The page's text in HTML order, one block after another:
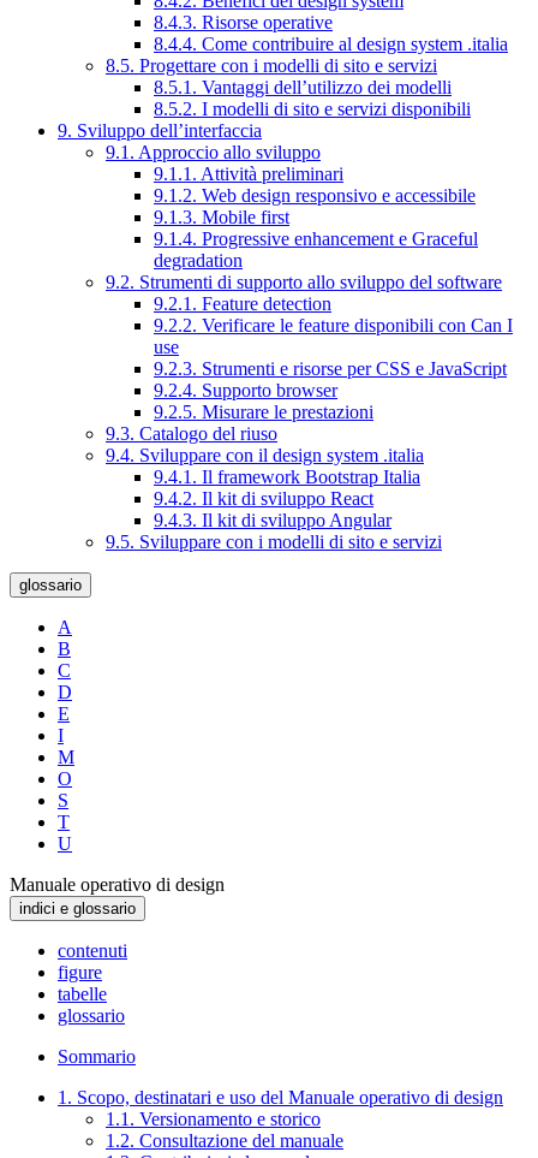
8.4.3. Risorse operative
8.4.4. Come contribuire al design system .italia
8.5. Progettare con i modelli di sito e servizi
8.5.1. Vantaggi dell’utilizzo dei modelli
8.5.2. I modelli di sito e servizi disponibili
9. Sviluppo dell’interfaccia
9.1. Approccio allo sviluppo
9.1.1. Attività preliminari
9.1.2. Web design responsivo e accessibile
9.1.3. Mobile first
9.1.4. Progressive enhancement e Graceful
degradation
9.2. Strumenti di supporto allo sviluppo del software
9.2.1. Feature detection
9.2.2. Verificare le feature disponibili con Can I
use
9.2.3. Strumenti e risorse per CSS e JavaScript
9.2.4. Supporto browser
9.2.5. Misurare le prestazioni
9.3. Catalogo del riuso
9.4. Sviluppare con il design system .italia
9.4.1. Il framework Bootstrap Italia
9.4.2. Il kit di sviluppo React
9.4.3. Il kit di sviluppo Angular
9.5. Sviluppare con i modelli di sito e servizi
glossario
A
B
C
D
E
I
M
O
S
T
U
Manuale operativo di design
indici e glossario
contenuti
figure
tabelle
glossario
Sommario
1. Scopo, destinatari e uso del Manuale operativo di design
1.1. Versionamento e storico
1.2. Consultazione del manuale